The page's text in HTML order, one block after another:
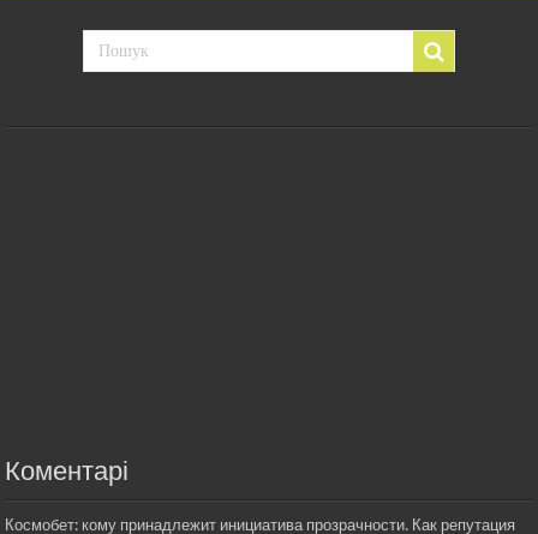
Коментарі
Космобет: кому принадлежит инициатива прозрачности. Как репутация